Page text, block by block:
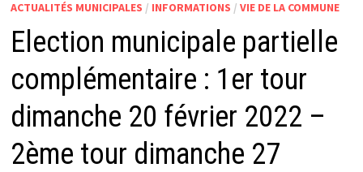
ACTUALITÉS MUNICIPALES / INFORMATIONS / VIE DE LA COMMUNE
Election municipale partielle
complémentaire : 1er tour
dimanche 20 février 2022 –
2ème tour dimanche 27